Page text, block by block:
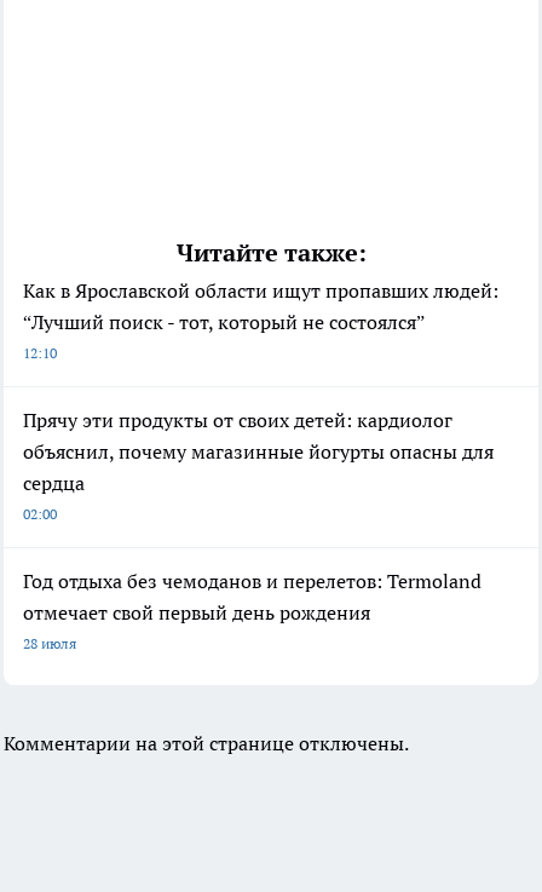
Читайте также:
Как в Ярославской области ищут пропавших людей:
“Лучший поиск - тот, который не состоялся”
12:10
Прячу эти продукты от своих детей: кардиолог
объяснил, почему магазинные йогурты опасны для
сердца
02:00
Год отдыха без чемоданов и перелетов: Termoland
отмечает свой первый день рождения
28 июля
Комментарии на этой странице отключены.